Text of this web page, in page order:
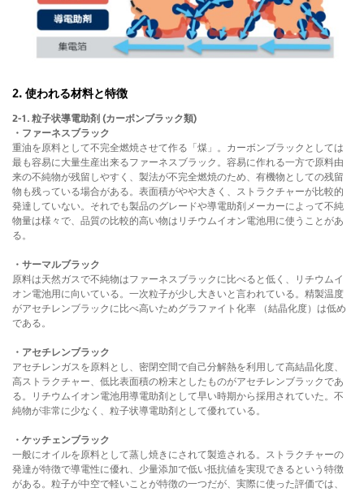
2. 使われる材料と特徴
2-1. 粒子状導電助剤 (カーボンブラック類)
・ファーネスブラック
重油を原料として不完全燃焼させて作る「煤」。カーボンブラックとしては
最も容易に大量生産出来るファーネスブラック。容易に作れる一方で原料由
来の不純物が残留しやすく、製法が不完全燃焼のため、有機物としての残留
物も残っている場合がある。表面積がやや大きく、ストラクチャーが比較的
発達していない。それでも製品のグレードや導電助剤メーカーによって不純
物量は様々で、品質の比較的高い物はリチウムイオン電池用に使うことがあ
る。
・サーマルブラック
原料は天然ガスで不純物はファーネスブラックに比べると低く、リチウムイ
オン電池用に向いている。一次粒子が少し大きいと言われている。精製温度
がアセチレンブラックに比べ高いためグラファイト化率 （結晶化度）は低め
である。
・アセチレンブラック
アセチレンガスを原料とし、密閉空間で自己分解熱を利用して高結晶化度、
高ストラクチャー、低比表面積の粉末としたものがアセチレンブラックであ
る。リチウムイオン電池用導電助剤として早い時期から採用されていた。不
純物が非常に少なく、粒子状導電助剤として優れている。
・ケッチェンブラック
一般にオイルを原料として蒸し焼きにされて製造される。ストラクチャーの
発達が特徴で導電性に優れ、少量添加で低い抵抗値を実現できるという特徴
がある。粒子が中空で軽いことが特徴の一つだが、実際に使った評価では、